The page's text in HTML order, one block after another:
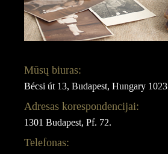
Mūsų biuras:
Bécsi út 13, Budapest, Hungary 1023
Adresas korespondencijai:
1301 Budapest, Pf. 72.
Telefonas: